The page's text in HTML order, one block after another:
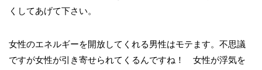
くしてあげて下さい。
女性のエネルギーを開放してくれる男性はモテます。不思議
ですが女性が引き寄せられてくるんですね！ 女性が浮気を